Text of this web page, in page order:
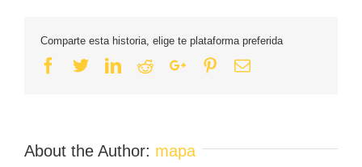
Comparte esta historia, elige te plataforma preferida
Facebook
TwitterLinkedin
RedditGoogle+Pinterest
Email
About the Author: mapa